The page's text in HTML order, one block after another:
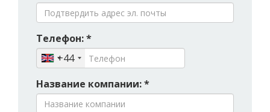
Телефон: *
+44
Название компании: *